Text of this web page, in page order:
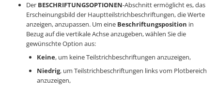
Der BESCHRIFTUNGSOPTIONEN-Abschnitt ermöglicht es, das
Erscheinungsbild der Hauptteilstrichbeschriftungen, die Werte
anzeigen, anzupassen. Um eine Beschriftungsposition in
Bezug auf die vertikale Achse anzugeben, wählen Sie die
gewünschte Option aus:
Keine, um keine Teilstrichbeschriftungen anzuzeigen,
Niedrig, um Teilstrichbeschriftungen links vom Plotbereich
anzuzeigen,